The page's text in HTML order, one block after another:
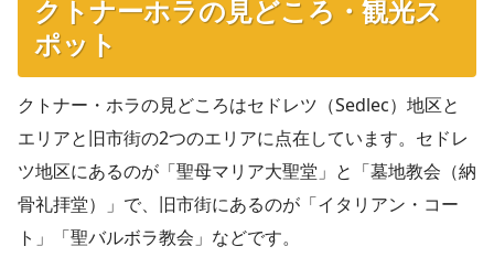
クトナーホラの見どころ・観光ス
ポット
クトナー・ホラの見どころはセドレツ（Sedlec）地区と
エリアと旧市街の2つのエリアに点在しています。セドレ
ツ地区にあるのが「聖母マリア大聖堂」と「墓地教会（納
骨礼拝堂）」で、旧市街にあるのが「イタリアン・コー
ト」「聖バルボラ教会」などです。